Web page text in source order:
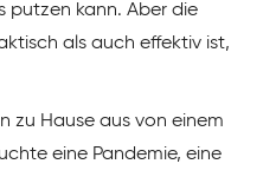
putzen kann. Aber die
als auch effektiv ist,
zu Hause aus von einem
eine Pandemie, eine